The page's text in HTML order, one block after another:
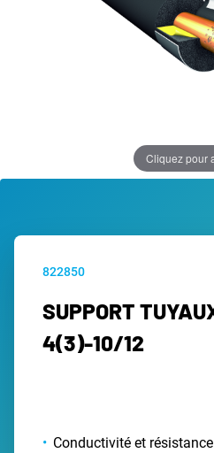
Cliquez pour
822850
SUPPORT
4(3)-10/12
Conductivité et